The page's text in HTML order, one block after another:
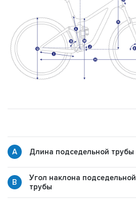
Длина подседельной трубы
Угол наклона подседельной
трубы